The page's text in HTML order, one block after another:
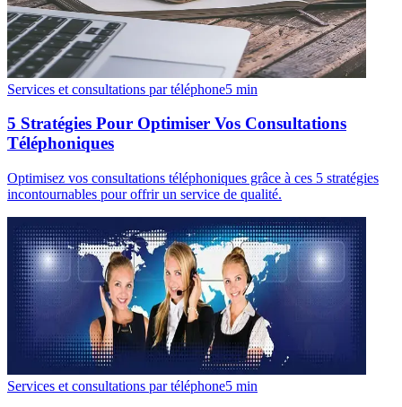
Services et consultations par téléphone5 min
5 Stratégies Pour Optimiser Vos Consultations
Téléphoniques
Optimisez vos consultations téléphoniques grâce à ces 5 stratégies
incontournables pour offrir un service de qualité.
Services et consultations par téléphone5 min